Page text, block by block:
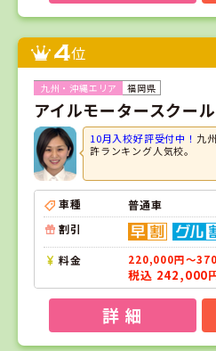
4位
福岡県
アイルモータースクー
10月入校好評受付中！ 九
許ランキング人気校。
車種
普通車
割引
料金 220,000円～
税込 242,000
詳 細